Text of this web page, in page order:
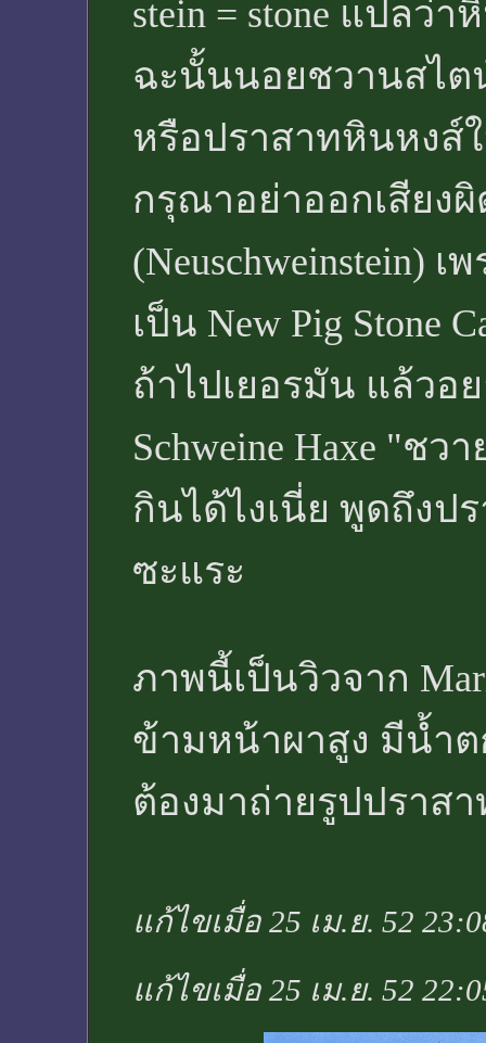
stein = stone แปลว่า
ฉะนั้นนอยชวานสไตน์
หรือปราสาทหินหงส์
กรุณาอย่าออกเสียง
(Neuschweinstein)
เป็น New Pig
ถ้าไปเยอรมัน แล้วอ
Schweine Haxe "ชว
กินได้ไงเนี่ย พูดถึงป
ซะแระ
ภาพนี้เป็นวิวจาก
ข้ามหน้าผาสูง มีน้ำ
ต้องมาถ่ายรูปปราส
แก้ไขเมื่อ 25 เม.ย. 52
แก้ไขเมื่อ 25 เม.ย. 52